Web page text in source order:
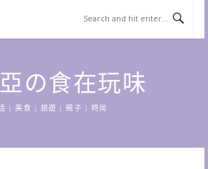
の食在玩味
| 美食 | 旅遊 | 親子 | 時尚